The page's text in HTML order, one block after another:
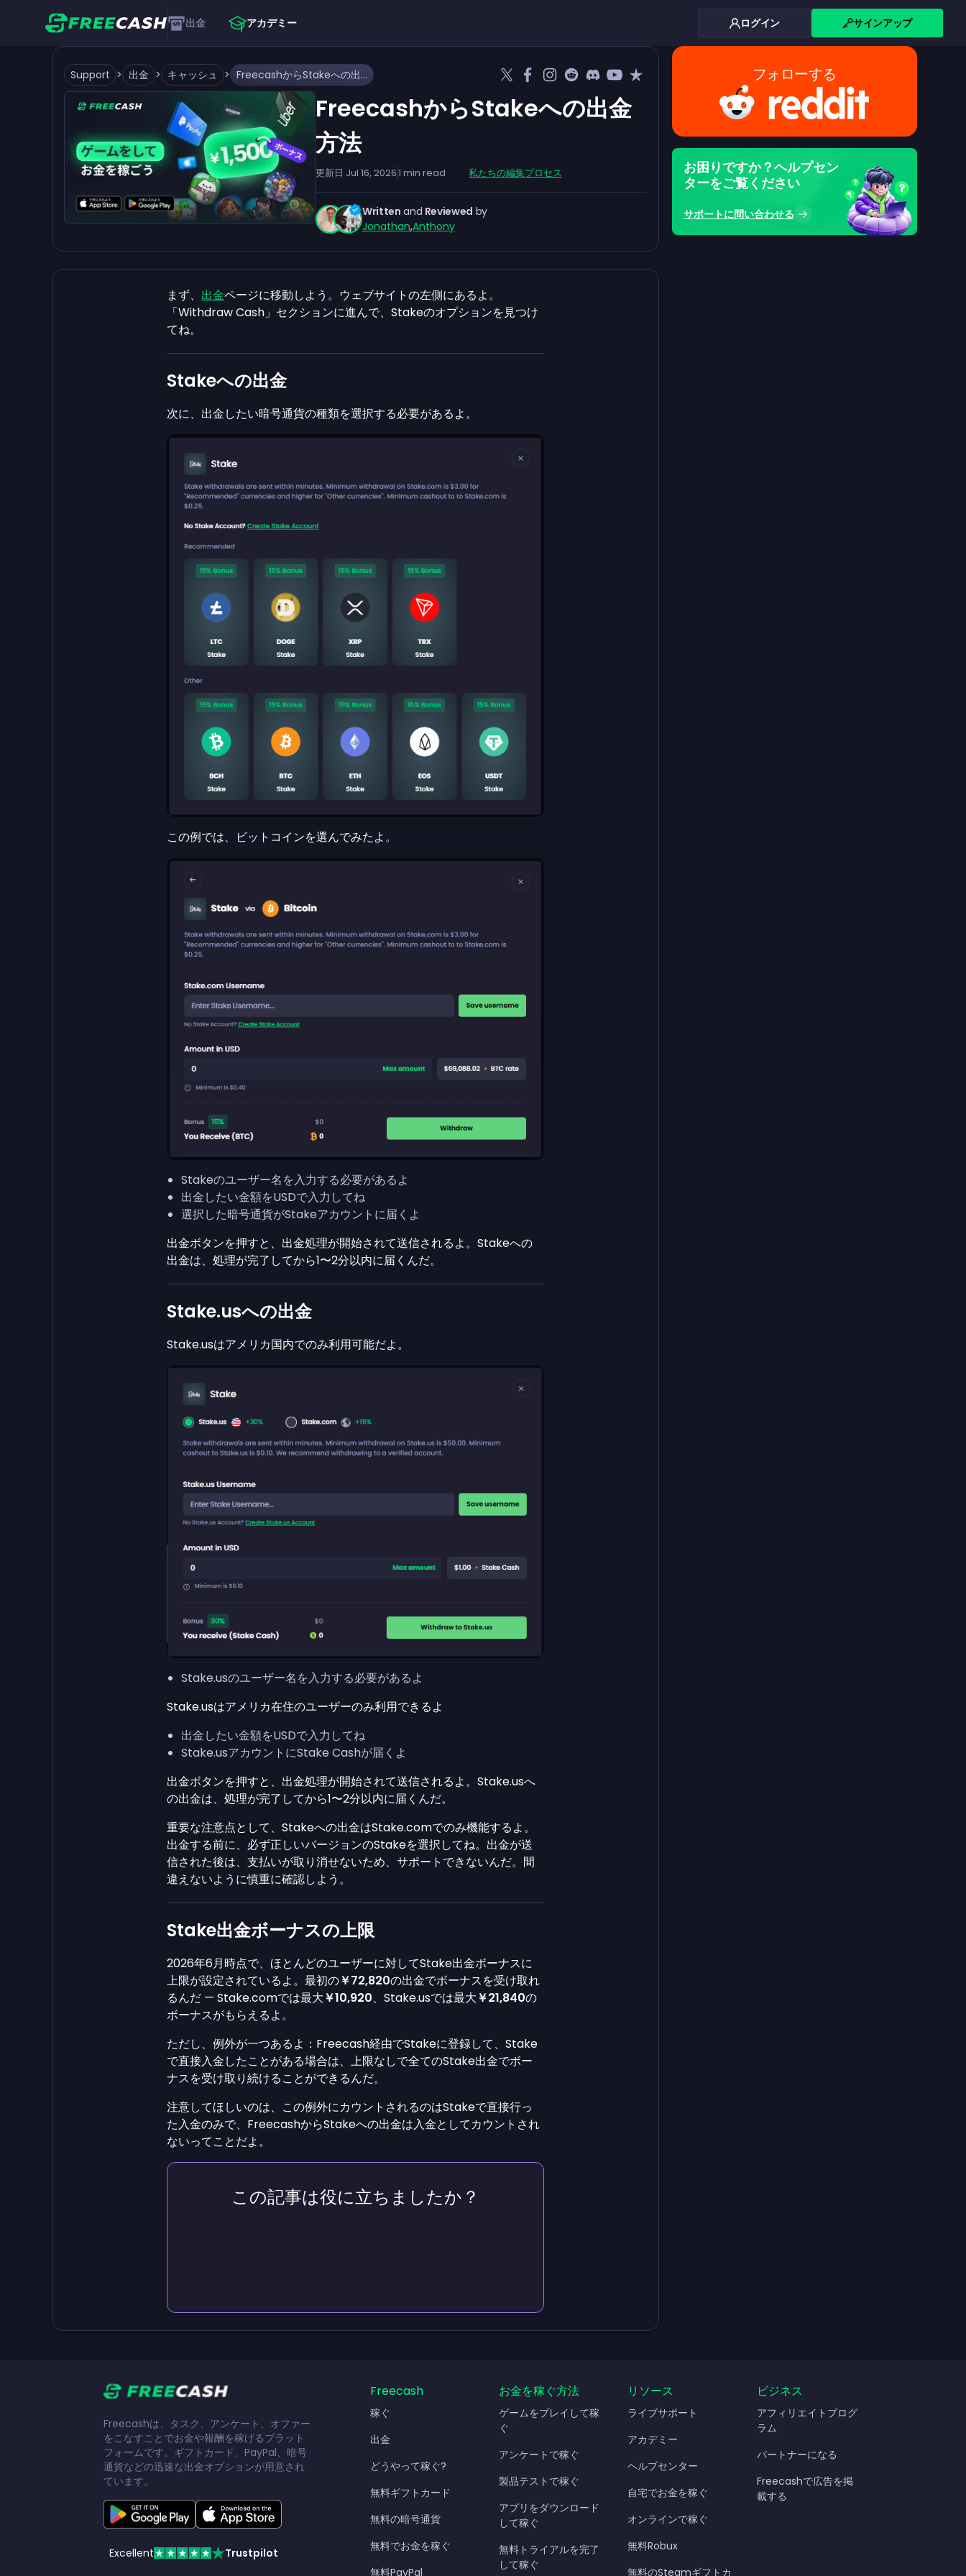
出金 アカデミー ログイン サインアップ
Support > 出金 > キャッシュ > FreecashからStakeへの出金方法
FreecashからStakeへの出金
方法
更新日 Jul 16, 20261 min read 私たちの編集プロセス
Written and Reviewed by
Jonathan,Anthony
まず、 出金ページに移動しよう。ウェブサイトの左側にあるよ。
「Withdraw Cash」セクションに進んで、Stakeのオプションを見つけ
てね。
Stakeへの出金
次に、出金したい暗号通貨の種類を選択する必要があるよ。
この例では、ビットコインを選んでみたよ。
Stakeのユーザー名を入力する必要があるよ
出金したい金額をUSDで入力してね
選択した暗号通貨がStakeアカウントに届くよ
出金ボタンを押すと、出金処理が開始されて送信されるよ。Stakeへの
出金は、処理が完了してから1〜2分以内に届くんだ。
Stake.usへの出金
Stake.usはアメリカ国内でのみ利用可能だよ。
Stake.usのユーザー名を入力する必要があるよ
Stake.usはアメリカ在住のユーザーのみ利用できるよ
出金したい金額をUSDで入力してね
Stake.usアカウントにStake Cashが届くよ
出金ボタンを押すと、出金処理が開始されて送信されるよ。Stake.usへ
の出金は、処理が完了してから1〜2分以内に届くんだ。
重要な注意点として、Stakeへの出金はStake.comでのみ機能するよ。
出金する前に、必ず正しいバージョンのStakeを選択してね。出金が送
信された後は、支払いが取り消せないため、サポートできないんだ。間
違えないように慎重に確認しよう。
Stake出金ボーナスの上限
2026年6月時点で、ほとんどのユーザーに対してStake出金ボーナスに
上限が設定されているよ。最初の￥72,820の出金でボーナスを受け取れ
るんだ — Stake.comでは最大￥10,920、Stake.usでは最大￥21,840の
ボーナスがもらえるよ。
ただし、例外が一つあるよ：Freecash経由でStakeに登録して、Stake
で直接入金したことがある場合は、上限なしで全てのStake出金でボー
ナスを受け取り続けることができるんだ。
注意してほしいのは、この例外にカウントされるのはStakeで直接行っ
た入金のみで、FreecashからStakeへの出金は入金としてカウントされ
ないってことだよ。
この記事は役に立ちましたか？
フォローする
お困りですか？ヘルプセン
ターをご覧ください
サポートに問い合わせる
Freecashは、タスク、アンケート、オファー
をこなすことでお金や報酬を稼げるプラット
フォームです。ギフトカード、PayPal、暗号
通貨などの迅速な出金オプションが用意され
ています。
Excellent Trustpilot
Freecash
稼ぐ
出金
どうやって稼ぐ?
無料ギフトカード
無料の暗号通貨
無料でお金を稼ぐ
無料PayPal
お金を稼ぐ方法
ゲームをプレイして稼
ぐ
アンケートで稼ぐ
製品テストで稼ぐ
アプリをダウンロード
して稼ぐ
無料トライアルを完了
して稼ぐ
リソース
ライブサポート
アカデミー
ヘルプセンター
自宅でお金を稼ぐ
オンラインで稼ぐ
無料Robux
無料のSteamギフトカ
ビジネス
アフィリエイトプログ
ラム
パートナーになる
Freecashで広告を掲
載する